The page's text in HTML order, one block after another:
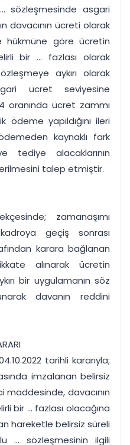
sözleşmesinde asgari
davacının ücreti olarak
hükmüne göre ücretin
bir ... fazlası olarak
aykırı olarak
ücret seviyesine
ücret zammı
yapıldığını ileri
kaynaklı fark
tediye alacaklarının
talep etmiştir.
zamanaşımı
geçiş sonrası
karara bağlanan
alınarak ücretin
bir uygulamanın söz
davanın reddini
tarihli kararıyla;
imzalanan belirsiz
maddesinde, davacının
bir ... fazlası olacağına
hareketle belirsiz süreli
... sözleşmesinin ilgili